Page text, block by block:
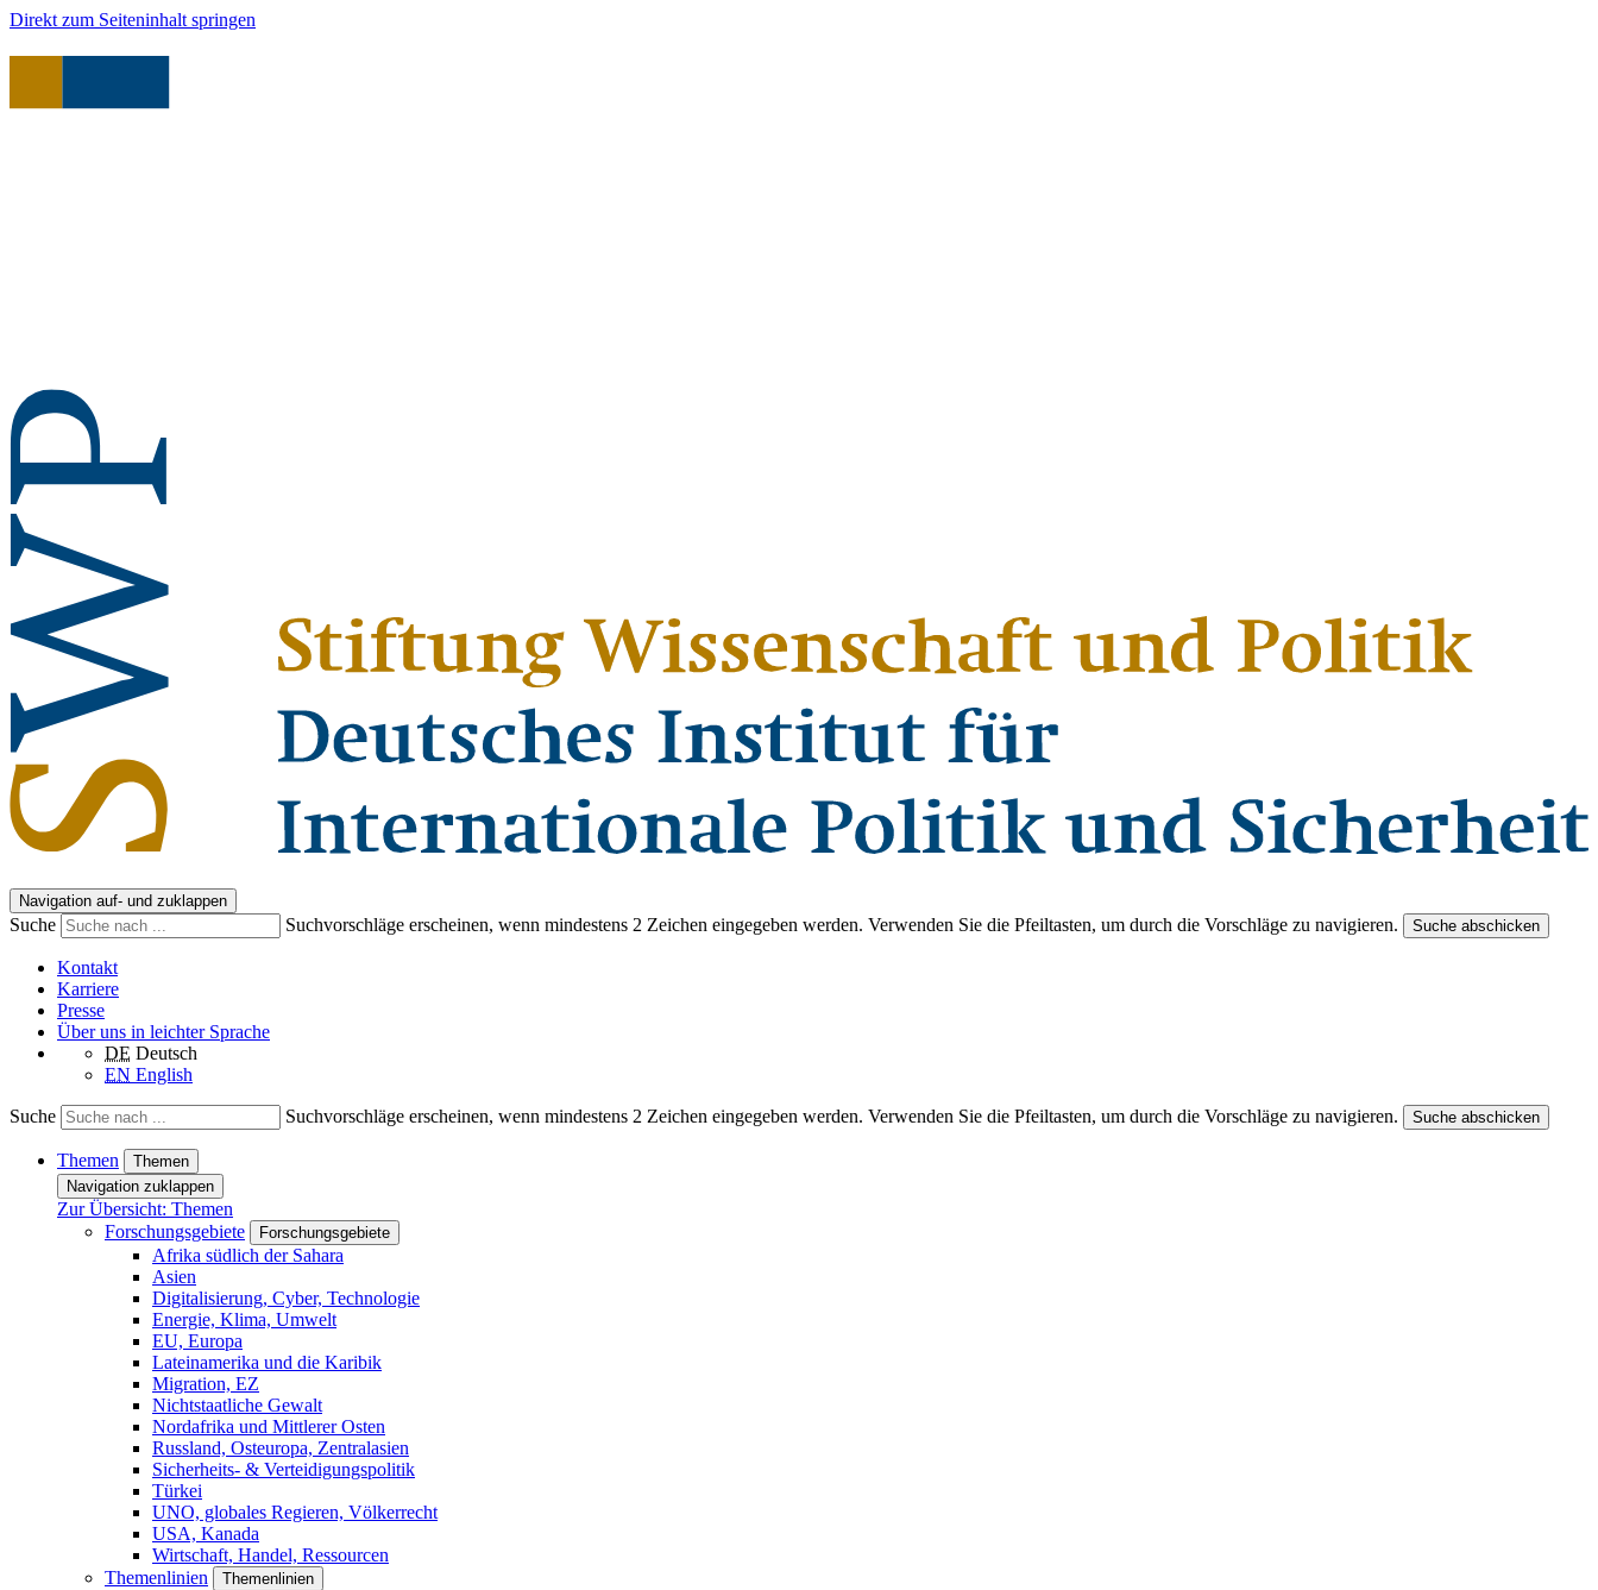
Direkt zum Seiteninhalt springen
Navigation auf- und zuklappen
Suche Suchvorschläge erscheinen, wenn mindestens 2 Zeichen eingegeben werden. Verwenden Sie die Pfeiltasten, um durch die Vorschläge zu navigieren. Suche abschicken
Kontakt
Karriere
Presse
Über uns in leichter Sprache
DE Deutsch
EN English
Suche Suchvorschläge erscheinen, wenn mindestens 2 Zeichen eingegeben werden. Verwenden Sie die Pfeiltasten, um durch die Vorschläge zu navigieren. Suche abschicken
Themen
Themen
Navigation zuklappen
Zur Übersicht: Themen
Forschungsgebiete
Forschungsgebiete
Afrika südlich der Sahara
Asien
Digitalisierung, Cyber, Technologie
Energie, Klima, Umwelt
EU, Europa
Lateinamerika und die Karibik
Migration, EZ
Nichtstaatliche Gewalt
Nordafrika und Mittlerer Osten
Russland, Osteuropa, Zentralasien
Sicherheits- & Verteidigungspolitik
Türkei
UNO, globales Regieren, Völkerrecht
USA, Kanada
Wirtschaft, Handel, Ressourcen
Themenlinien
Themenlinien